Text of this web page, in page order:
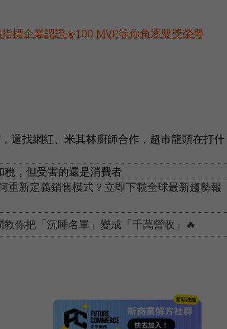
標企業認證☀️100 MVP等你角逐雙獎榮譽
還找網紅、米其林廚師合作，超市龍頭在打什
，但受害的還是消費者
重新定義銷售模式？立即下載全球最新趨勢報
你把「沉睡名單」變成「千萬營收」🔥